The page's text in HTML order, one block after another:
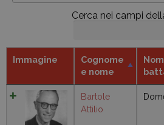
Cerca nei campi
Immagine
Cognome
e nome
Bartole
Attilio